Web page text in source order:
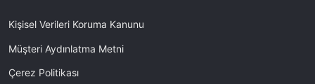
Kişisel Verileri Koruma Kanunu
Müşteri Aydınlatma Metni
Çerez Politikası